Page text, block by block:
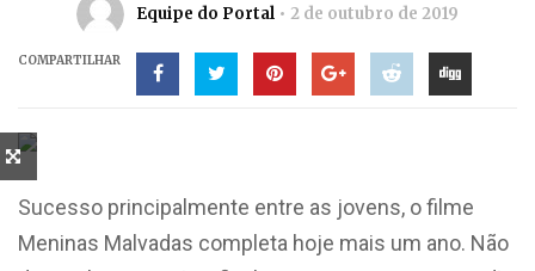
Equipe do Portal 2 de outubro de 2019
COMPARTILHAR
Sucesso principalmente entre as jovens, o filme
Meninas Malvadas completa hoje mais um ano. Não